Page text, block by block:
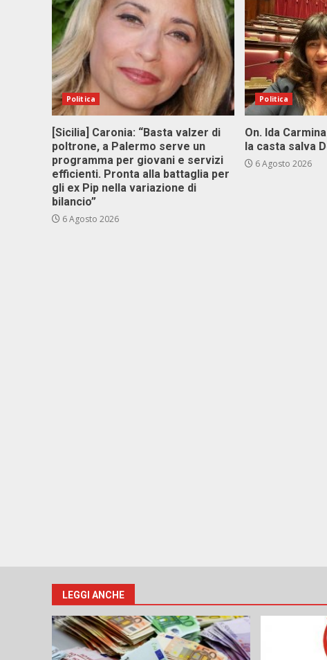
Politica
[Sicilia] Caronia: “Basta valzer di
poltrone, a Palermo serve un
programma per giovani e servizi
efficienti. Pronta alla battaglia per
gli ex Pip nella variazione di
bilancio”
6 Agosto 2026
Politica
On. Ida
la casta salva
6 Agosto 2026
LEGGI ANCHE